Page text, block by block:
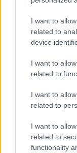
I want to
related to
device
I want to
related to
I want to
related to
I want to
related to
functionality
Az Android
észrevétlenül
Ez a rejtett
mobilhasználatot
A Galaxy S25 is
Élőképeken a
Itt a vég a